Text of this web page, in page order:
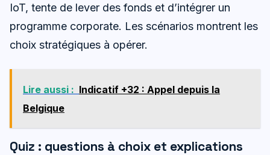
IoT, tente de lever des fonds et d’intégrer un
programme corporate. Les scénarios montrent les
choix stratégiques à opérer.
Lire aussi : Indicatif +32 : Appel depuis la
Belgique
Quiz : questions à choix et explications